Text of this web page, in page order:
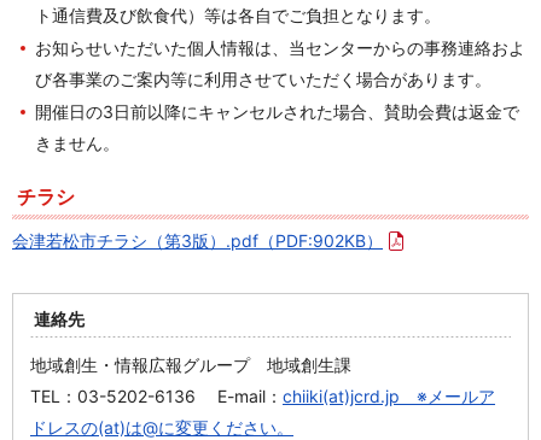
ト通信費及び飲食代）等は各自でご負担となります。
お知らせいただいた個人情報は、当センターからの事務連絡およ
び各事業のご案内等に利用させていただく場合があります。
開催日の3日前以降にキャンセルされた場合、賛助会費は返金で
きません。
チラシ
会津若松市チラシ（第3版）.pdf （PDF:902KB）
連絡先
地域創生・情報広報グループ 地域創生課
TEL：03-5202-6136 E-mail： chiiki(at)jcrd.jp ※メールア
ドレスの(at)は@に変更ください。